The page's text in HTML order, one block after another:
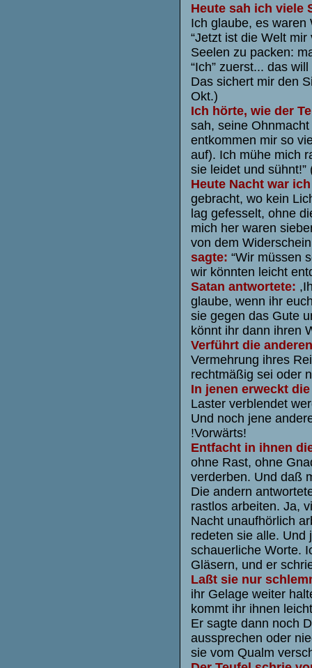
Heute sah ich viele
Ich glaube, es waren
“Jetzt ist die Welt
Seelen zu packen:
“Ich” zuerst... das
Das sichert mir den
Okt.)
Ich hörte, wie der
sah, seine
entkommen mir so
auf). Ich mühe mich
sie leidet und
Heute Nacht war
gebracht, wo kein
lag gefesselt, ohne
mich her waren
von dem
sagte: “Wir müssen
wir könnten leicht
Satan antwortete:
glaube, wenn ihr
sie gegen das Gute
könnt ihr dann ihren
Verführt die
Vermehrung ihres
rechtmäßig sei oder
In jenen erweckt
Laster verblendet
Und noch jene
!Vorwärts!
Entfacht in ihnen
ohne Rast, ohne
verderben. Und daß
Die andern
rastlos arbeiten. Ja,
Nacht unaufhörlich
redeten sie alle. Und
schauerliche Worte.
Gläsern, und er
Laßt sie nur
ihr Gelage weiter
kommt ihr ihnen
Er sagte dann noch
aussprechen oder
sie vom Qualm